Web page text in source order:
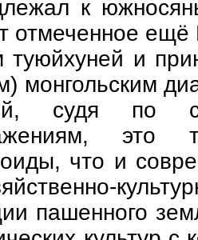
к
отмеченное ещё
туюйхуней и
монгольским
судя по
это
что и
пашенного